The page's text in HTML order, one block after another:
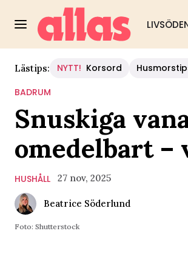
Lästips: NYTT! Korsord
BADRUM
Snuskiga
omedelbart
HUSHÅLL 27 nov, 2025
Beatrice Söderlund
Foto: Shutterstock